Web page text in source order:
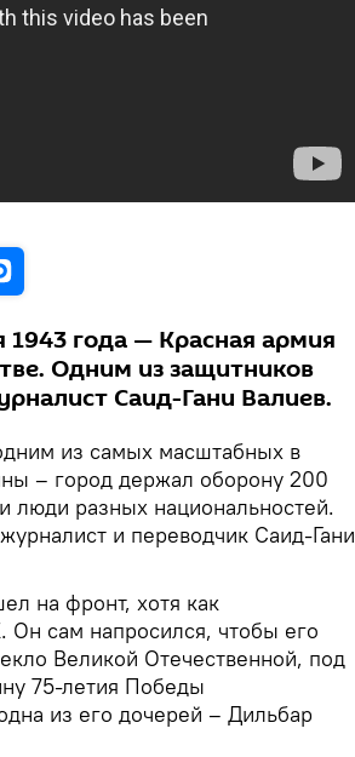
1943 года — Красная армия
Одним из защитников
Саид-Гани Валиев.
из самых масштабных в
– город держал оборону 200
люди разных национальностей.
и переводчик Саид-Гани
на фронт, хотя как
сам напросился, чтобы его
Великой Отечественной, под
75-летия Победы
из его дочерей – Дильбар